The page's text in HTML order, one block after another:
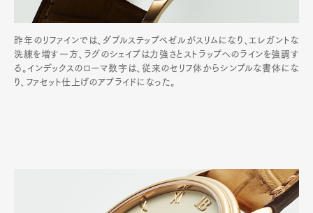
昨年のリファインでは、ダブルステップベゼルがスリムになり、エレガントな
洗練を増す一方、ラグのシェイプは力強さとストラップへのラインを強調す
る。インデックスのローマ数字は、従来のセリフ体からシンプルな書体にな
り、ファセット仕上げのアプライドになった。